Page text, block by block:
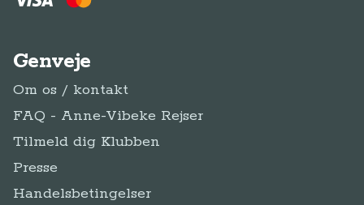
Genveje
Om os / kontakt
FAQ - Anne-Vibeke Rejser
Tilmeld dig Klubben
Presse
Handelsbetingelser